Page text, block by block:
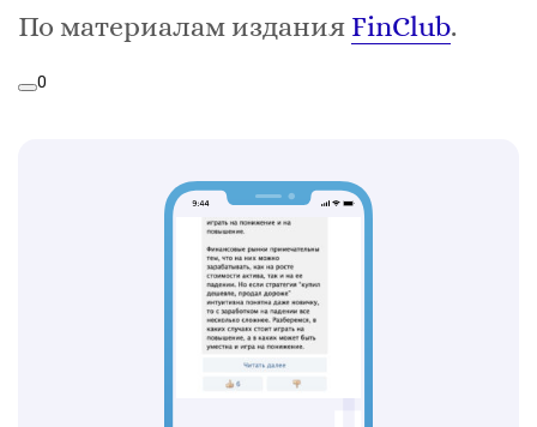
По материалам издания FinClub.
0